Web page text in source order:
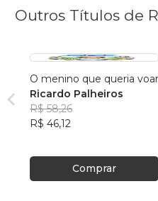
Outros Títulos de
O menino que queria voar
Ricardo Palheiros
R$ 58,26
R$ 46,12
Comprar